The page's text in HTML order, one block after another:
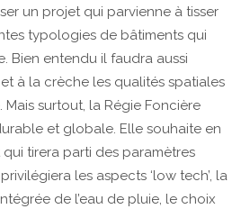
un projet qui parvienne à tisser
typologies de bâtiments qui
Bien entendu il faudra aussi
à la crèche les qualités spatiales
Mais surtout, la Régie Foncière
et globale. Elle souhaite en
tirera parti des paramètres
les aspects ‘low tech’, la
de l’eau de pluie, le choix